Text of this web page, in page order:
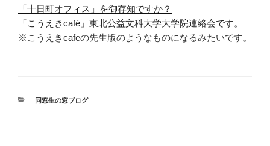
「十日町オフィス」を御存知ですか？
「こうえきcafé」東北公益文科大学大学院連絡会です。
※こうえきcafeの先生版のようなものになるみたいです。
カ
同窓生の窓ブログ